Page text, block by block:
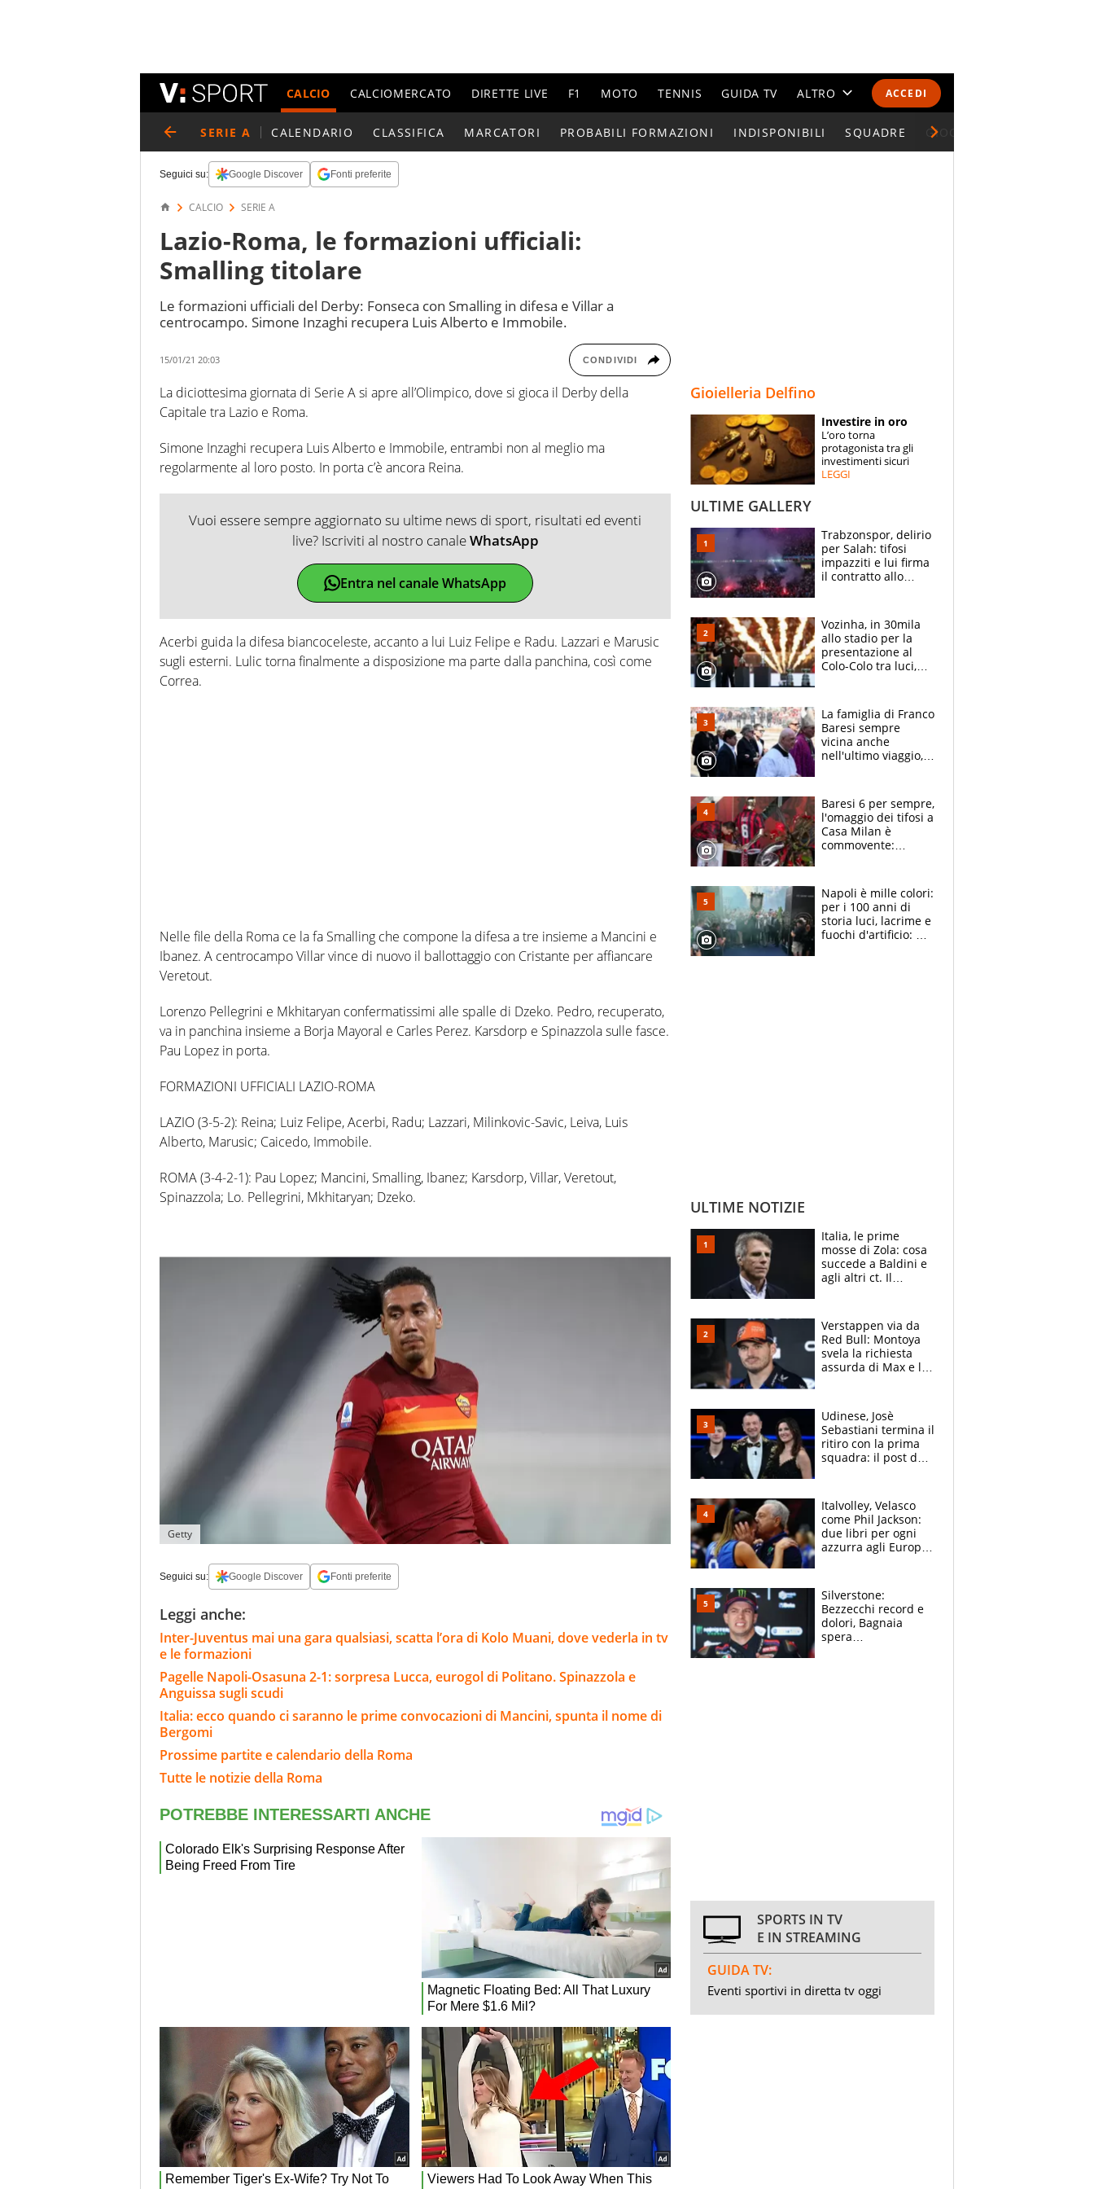
ACCEDI
CALCIO CALCIOMERCATO DIRETTE LIVE F1 MOTO TENNIS GUIDA TV ALTRO
CALENDARI E CLASSIFICHE
ESPERTI
CONTATTI
SERIE A CALENDARIO CLASSIFICA MARCATORI PROBABILI FORMAZIONI INDISPONIBILI SQUADRE GIOCATORI SERIE A
Seguici su: Google Discover Fonti preferite
CALCIO SERIE A
Lazio-Roma, le formazioni ufficiali:
Smalling titolare
Le formazioni ufficiali del Derby: Fonseca con Smalling in difesa e Villar a
centrocampo. Simone Inzaghi recupera Luis Alberto e Immobile.
15/01/21 20:03 CONDIVIDI
La diciottesima giornata di Serie A si apre all’Olimpico, dove si gioca il Derby della
Capitale tra Lazio e Roma.
Simone Inzaghi recupera Luis Alberto e Immobile, entrambi non al meglio ma
regolarmente al loro posto. In porta c’è ancora Reina.
Vuoi essere sempre aggiornato su ultime news di sport, risultati ed eventi
live? Iscriviti al nostro canaleWhatsApp
Entra nel canale WhatsApp
Acerbi guida la difesa biancoceleste, accanto a lui Luiz Felipe e Radu. Lazzari e Marusic
sugli esterni. Lulic torna finalmente a disposizione ma parte dalla panchina, così come
Correa.
Nelle file della Roma ce la fa Smalling che compone la difesa a tre insieme a Mancini e
Ibanez. A centrocampo Villar vince di nuovo il ballottaggio con Cristante per affiancare
Veretout.
Lorenzo Pellegrini e Mkhitaryan confermatissimi alle spalle di Dzeko. Pedro, recuperato,
va in panchina insieme a Borja Mayoral e Carles Perez. Karsdorp e Spinazzola sulle fasce.
Pau Lopez in porta.
FORMAZIONI UFFICIALI LAZIO-ROMA
LAZIO (3-5-2): Reina; Luiz Felipe, Acerbi, Radu; Lazzari, Milinkovic-Savic, Leiva, Luis
Alberto, Marusic; Caicedo, Immobile.
ROMA (3-4-2-1): Pau Lopez; Mancini, Smalling, Ibanez; Karsdorp, Villar, Veretout,
Spinazzola; Lo. Pellegrini, Mkhitaryan; Dzeko.
Getty
Seguici su: Google Discover Fonti preferite
Leggi anche:
Inter-Juventus mai una gara qualsiasi, scatta l’ora di Kolo Muani, dove vederla in tv
e le formazioni
Pagelle Napoli-Osasuna 2-1: sorpresa Lucca, eurogol di Politano. Spinazzola e
Anguissa sugli scudi
Italia: ecco quando ci saranno le prime convocazioni di Mancini, spunta il nome di
Bergomi
Prossime partite e calendario della Roma
Tutte le notizie della Roma
Gioielleria Delfino
Investire in oro
L’oro torna
protagonista tra gli
investimenti sicuri
LEGGI
ULTIME GALLERY
Trabzonspor, delirio
per Salah: tifosi
impazziti e lui firma
il contratto allo
Vozinha, in 30mila
allo stadio per la
presentazione al
Colo-Colo tra luci,
La famiglia di Franco
Baresi sempre
vicina anche
nell'ultimo viaggio,
circondati
dall'affetto dei tifosi
Baresi 6 per sempre,
l'omaggio dei tifosi a
Casa Milan è
commovente:
bigliettini
Napoli è mille colori:
per i 100 anni di
storia luci, lacrime e
fuochi d'artificio: De
ULTIME NOTIZIE
Italia, le prime
mosse di Zola: cosa
succede a Baldini e
agli altri ct. Il
azzurri
Verstappen via da
Red Bull: Montoya
svela la richiesta
assurda di Max e lo
McLaren siano
meglio?”
Udinese, Josè
Sebastiani termina il
ritiro con la prima
squadra: il post del
sfondo
Italvolley, Velasco
come Phil Jackson:
due libri per ogni
azzurra agli Europei.
Silverstone:
Bezzecchi record e
dolori, Bagnaia
spera
SPORTS IN TV
E IN STREAMING
GUIDA TV:
Eventi sportivi in diretta tv oggi